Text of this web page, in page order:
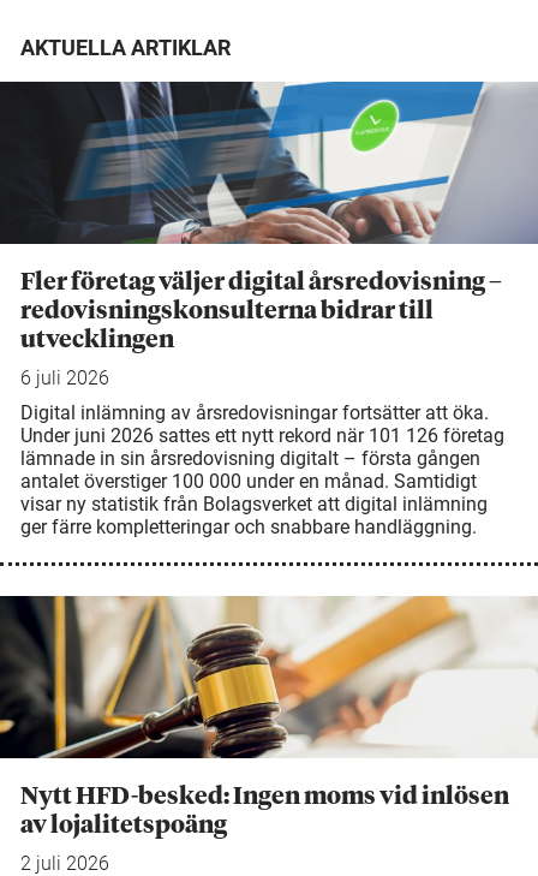
AKTUELLA ARTIKLAR
Fler företag väljer digital årsredovisning –
redovisningskonsulterna bidrar till
utvecklingen
6 juli 2026
Digital inlämning av årsredovisningar fortsätter att öka.
Under juni 2026 sattes ett nytt rekord när 101 126 företag
lämnade in sin årsredovisning digitalt – första gången
antalet överstiger 100 000 under en månad. Samtidigt
visar ny statistik från Bolagsverket att digital inlämning
ger färre kompletteringar och snabbare handläggning.
Nytt HFD-besked: Ingen moms vid inlösen
av lojalitetspoäng
2 juli 2026